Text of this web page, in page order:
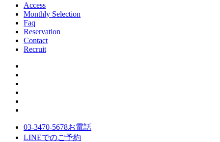
Access
Monthly Selection
Faq
Reservation
Contact
Recruit
03-3470-5678お電話
LINEでのご予約